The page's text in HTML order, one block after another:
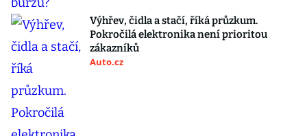
Výhřev, čidla a stačí, říká průzkum.
Pokročilá elektronika není prioritou
zákazníků
Auto.cz